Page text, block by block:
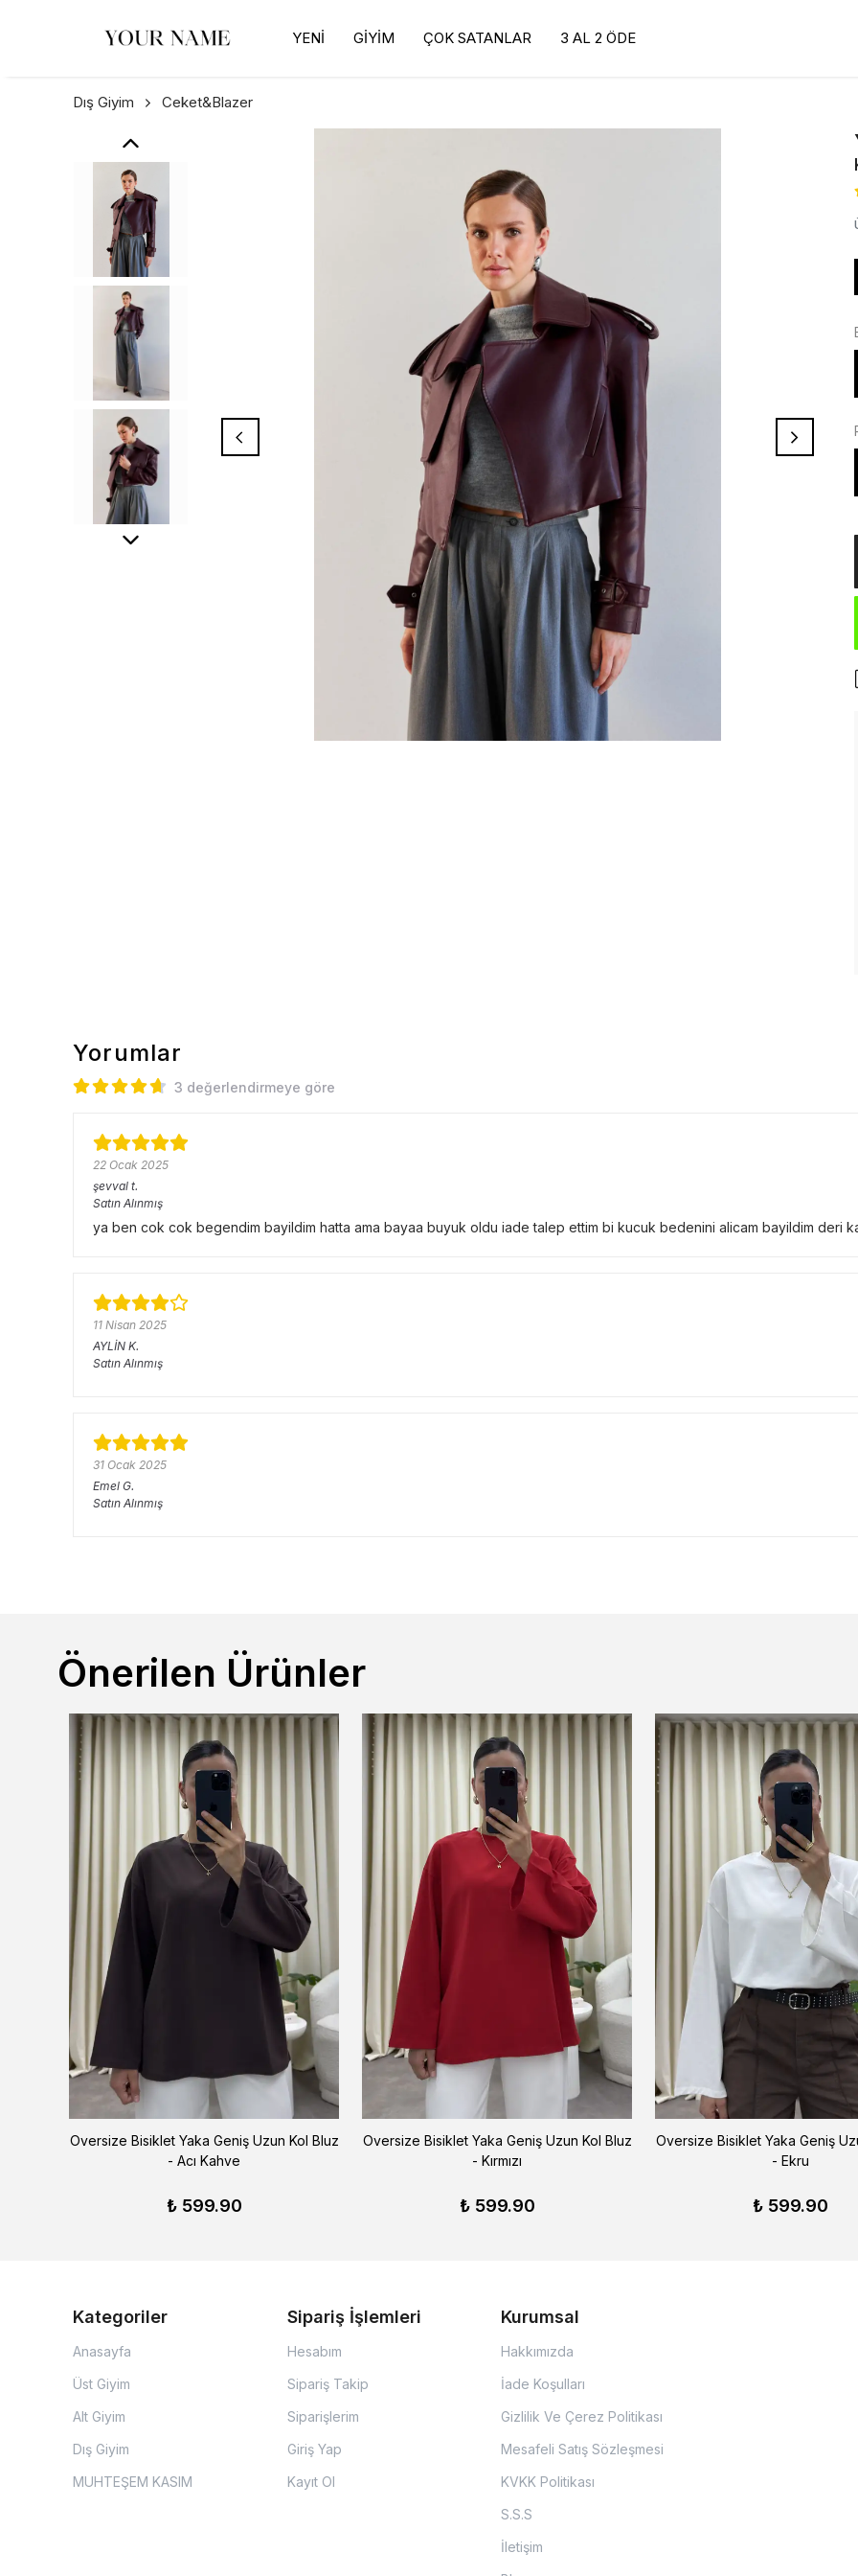
YENİ GİYİM ÇOK SATANLAR 3 AL 2 ÖDE
Dış Giyim Ceket&Blazer
Yorumlar
3 değerlendirmeye göre
22 Ocak 2025
şevval t.
Satın Alınmış
ya ben cok cok begendim bayildim hatta ama bayaa buyuk oldu iade talep ettim bi kucuk bedenini alicam bayildim deri
11 Nisan 2025
AYLİN K.
Satın Alınmış
31 Ocak 2025
Emel G.
Satın Alınmış
Önerilen Ürünler
Oversize Bisiklet Yaka Geniş Uzun Kol Bluz
- Acı Kahve
₺ 599.90
Oversize Bisiklet Yaka Geniş Uzun Kol Bluz
- Kırmızı
₺ 599.90
Oversize Bisiklet Yaka Geniş
- Ekru
₺ 599.90
Kategoriler
Anasayfa
Üst Giyim
Alt Giyim
Dış Giyim
MUHTEŞEM KASIM
Sipariş İşlemleri
Hesabım
Sipariş Takip
Siparişlerim
Giriş Yap
Kayıt Ol
Kurumsal
Hakkımızda
İade Koşulları
Gizlilik Ve Çerez Politikası
Mesafeli Satış Sözleşmesi
KVKK Politikası
S.S.S
İletişim